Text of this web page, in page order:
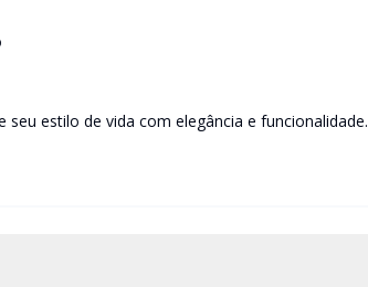
estilo de vida com elegância e funcionalidade.